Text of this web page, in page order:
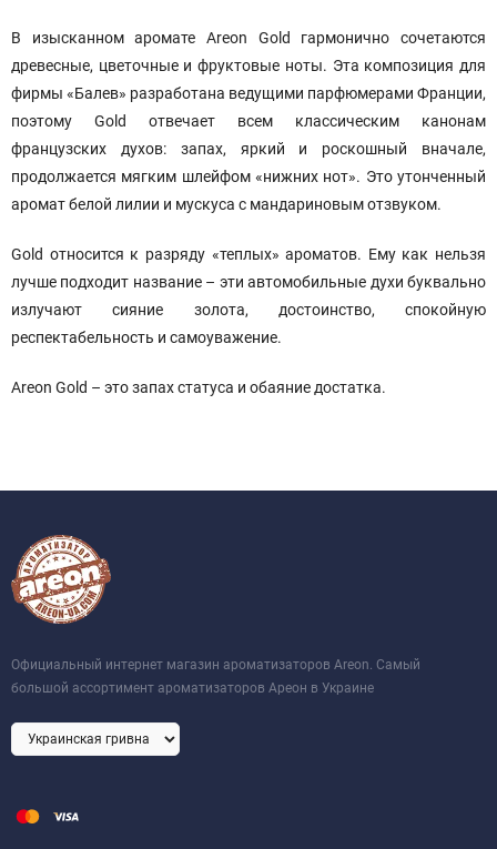
В изысканном аромате Areon Gold гармонично сочетаются
древесные, цветочные и фруктовые ноты. Эта композиция для
фирмы «Балев» разработана ведущими парфюмерами Франции,
поэтому Gold отвечает всем классическим канонам
французских духов: запах, яркий и роскошный вначале,
продолжается мягким шлейфом «нижних нот». Это утонченный
аромат белой лилии и мускуса с мандариновым отзвуком.
Gold относится к разряду «теплых» ароматов. Ему как нельзя
лучше подходит название – эти автомобильные духи буквально
излучают сияние золота, достоинство, спокойную
респектабельность и самоуважение.
Areon Gold – это запах статуса и обаяние достатка.
Официальный интернет магазин ароматизаторов Areon. Самый
большой ассортимент ароматизаторов Ареон в Украине